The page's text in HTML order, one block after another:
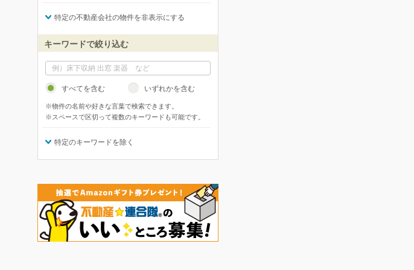
特定の不動産会社の物件を非表示にする
キーワードで絞り込む
すべてを含む いずれかを含む
※物件の名前や好きな言葉で検索できます。
※スペースで区切って複数のキーワードも可能です。
特定のキーワードを除く